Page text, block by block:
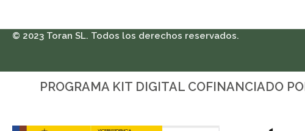
© 2023 Toran SL. Todos los derechos reservados.
PROGRAMA KIT DIGITAL COFINANCIADO